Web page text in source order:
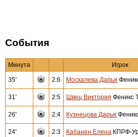
События
Минута Игрок
35' 2:6 Москалева Дарья
31' 2:5 Швец Виктория Феникс
26' 2:4 Кузнецова Дарья
24' 2:3 Кабанен Елена КПРФ-